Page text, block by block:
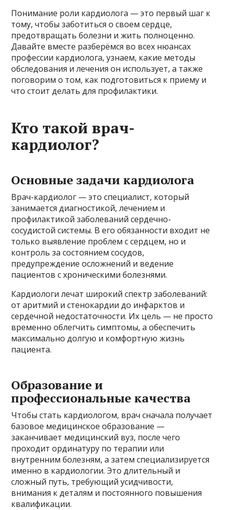
Понимание роли кардиолога — это первый шаг к
тому, чтобы заботиться о своем сердце,
предотвращать болезни и жить полноценно.
Давайте вместе разберёмся во всех нюансах
профессии кардиолога, узнаем, какие методы
обследования и лечения он использует, а также
поговорим о том, как подготовиться к приему и
что стоит делать для профилактики.
Кто такой врач-
кардиолог?
Основные задачи кардиолога
Врач-кардиолог — это специалист, который
занимается диагностикой, лечением и
профилактикой заболеваний сердечно-
сосудистой системы. В его обязанности входит не
только выявление проблем с сердцем, но и
контроль за состоянием сосудов,
предупреждение осложнений и ведение
пациентов с хроническими болезнями.
Кардиологи лечат широкий спектр заболеваний:
от аритмий и стенокардии до инфарктов и
сердечной недостаточности. Их цель — не просто
временно облегчить симптомы, а обеспечить
максимально долгую и комфортную жизнь
пациента.
Образование и
профессиональные качества
Чтобы стать кардиологом, врач сначала получает
базовое медицинское образование —
заканчивает медицинский вуз, после чего
проходит ординатуру по терапии или
внутренним болезням, а затем специализируется
именно в кардиологии. Это длительный и
сложный путь, требующий усидчивости,
внимания к деталям и постоянного повышения
квалификации.